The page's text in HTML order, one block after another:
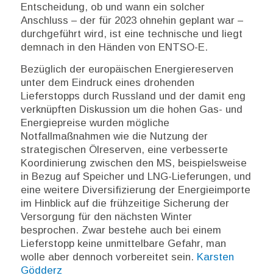
Entscheidung, ob und wann ein solcher
Anschluss – der für 2023 ohnehin geplant war –
durchgeführt wird, ist eine technische und liegt
demnach in den Händen von ENTSO-E.
Bezüglich der europäischen Energiereserven
unter dem Eindruck eines drohenden
Lieferstopps durch Russland und der damit eng
verknüpften Diskussion um die hohen Gas- und
Energiepreise wurden mögliche
Notfallmaßnahmen wie die Nutzung der
strategischen Ölreserven, eine verbesserte
Koordinierung zwischen den MS, beispielsweise
in Bezug auf Speicher und LNG-Lieferungen, und
eine weitere Diversifizierung der Energieimporte
im Hinblick auf die frühzeitige Sicherung der
Versorgung für den nächsten Winter
besprochen. Zwar bestehe auch bei einem
Lieferstopp keine unmittelbare Gefahr, man
wolle aber dennoch vorbereitet sein. Karsten
Gödderz